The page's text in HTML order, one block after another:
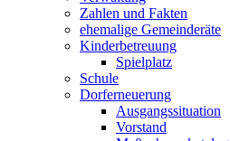
Zahlen und Fakten
ehemalige Gemeinderäte
Kinderbetreuung
Spielplatz
Schule
Dorferneuerung
Ausgangssituation
Vorstand